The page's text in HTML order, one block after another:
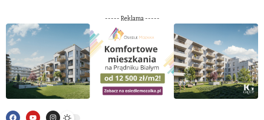
----- Reklama -----